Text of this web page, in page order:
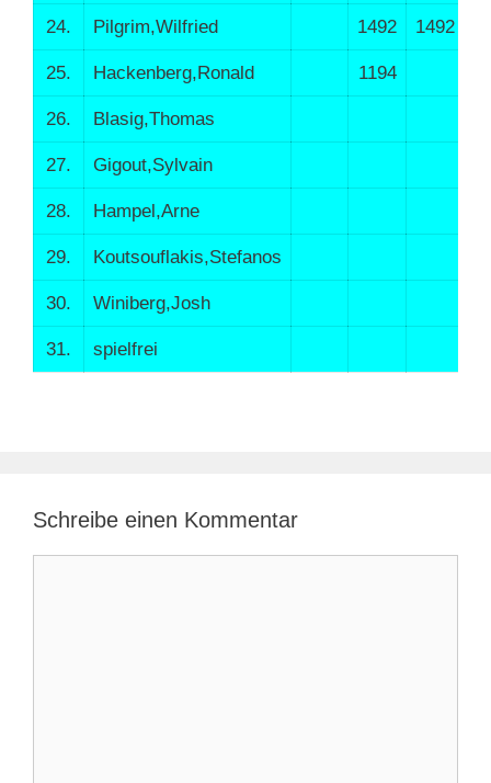
24. Pilgrim,Wilfried 1492 1492
25. Hackenberg,Ronald 1194
26. Blasig,Thomas
27. Gigout,Sylvain
28. Hampel,Arne
29. Koutsouflakis,Stefanos
30. Winiberg,Josh
31. spielfrei
Schreibe einen Kommentar